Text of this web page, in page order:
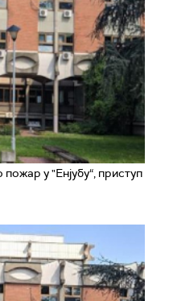
пожар у "Енјубу“, приступ